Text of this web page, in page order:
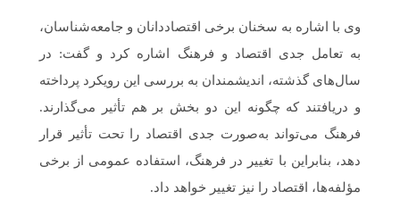
وی با اشاره به سخنان برخی اقتصاددانان و جامعه‌شناسان،
به تعامل جدی اقتصاد و فرهنگ اشاره کرد و گفت: در
سال‌های گذشته، اندیشمندان به بررسی این رویکرد پرداخته
و دریافتند که چگونه این دو بخش بر هم تأثیر می‌گذارند.
فرهنگ می‌تواند به‌صورت جدی اقتصاد را تحت تأثیر قرار
دهد، بنابراین با تغییر در فرهنگ، استفاده عمومی از برخی
مؤلفه‎‌ها، اقتصاد را نیز تغییر خواهد داد.